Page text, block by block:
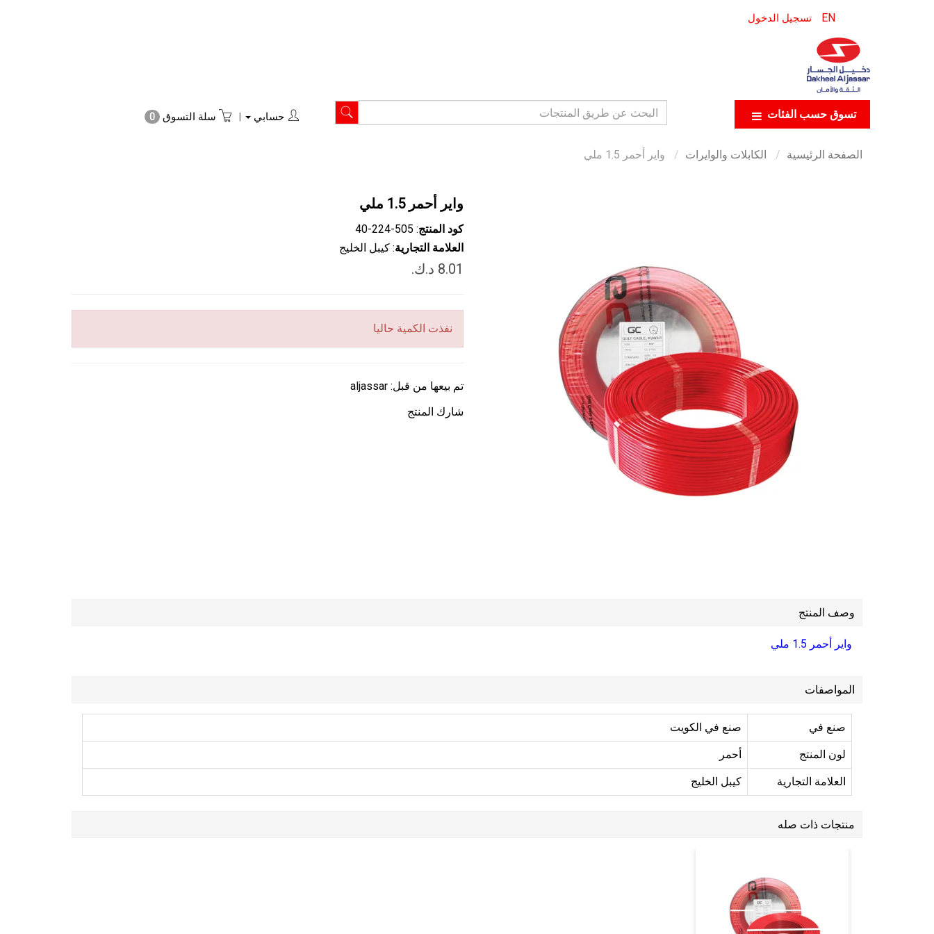
EN تسجيل الدخول
تسوق حسب الفئات حسابي | سلة التسوق 0
الصفحة الرئيسية الكابلات والوايرات واير أحمر 1.5 ملي
واير أحمر 1.5 ملي
كود المنتج: ‎40-224-505
العلامة التجارية: كيبل الخليج
نفذت الكمية حاليا
تم بيعها من قبل: aljassar
شارك المنتج
وصف المنتج
واير أحمر 1.5 ملي
المواصفات
صنع في صنع في الكويت
لون المنتج أحمر
العلامة التجارية كيبل الخليج
منتجات ذات صله